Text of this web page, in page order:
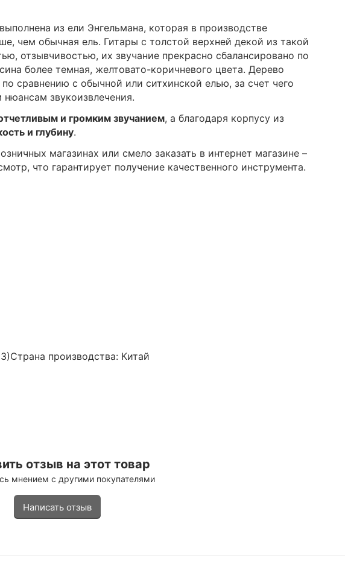
выполнена из ели Энгельмана, которая в производстве
чем обычная ель. Гитары с толстой верхней декой из такой
отзывчивостью, их звучание прекрасно сбалансировано по
более темная, желтовато-коричневого цвета. Дерево
сравнению с обычной или ситхинской елью, за счет чего
звукоизвлечения.
и громким звучанием, а благодаря корпусу из
и глубину.
магазинах или смело заказать в интернет магазине –
что гарантирует получение качественного инструмента.
Страна производства: Китай
отзыв на этот товар
мнением с другими покупателями
Написать отзыв